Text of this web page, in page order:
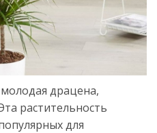
драцена,
растительность
для